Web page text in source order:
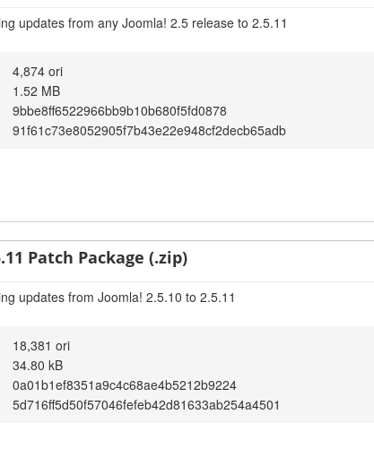
updates from any Joomla! 2.5 release to 2.5.11
4,874 ori
1.52 MB
9bbe8ff6522966bb9b10b680f5fd0878
91f61c73e8052905f7b43e22e948cf2decb65adb
Patch Package (.zip)
updates from Joomla! 2.5.10 to 2.5.11
18,381 ori
34.80 kB
0a01b1ef8351a9c4c68ae4b5212b9224
5d716ff5d50f57046fefeb42d81633ab254a4501